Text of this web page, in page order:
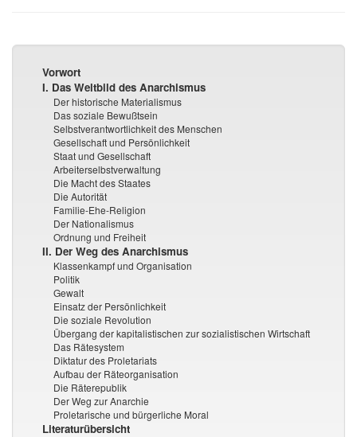
Vorwort
I. Das Weltbild des Anarchismus
Der historische Materialismus
Das soziale Bewußtsein
Selbstverantwortlichkeit des Menschen
Gesellschaft und Persönlichkeit
Staat und Gesellschaft
Arbeiterselbstverwaltung
Die Macht des Staates
Die Autorität
Familie-Ehe-Religion
Der Nationalismus
Ordnung und Freiheit
II. Der Weg des Anarchismus
Klassenkampf und Organisation
Politik
Gewalt
Einsatz der Persönlichkeit
Die soziale Revolution
Übergang der kapitalistischen zur sozialistischen Wirtschaft
Das Rätesystem
Diktatur des Proletariats
Aufbau der Räteorganisation
Die Räterepublik
Der Weg zur Anarchie
Proletarische und bürgerliche Moral
Literaturübersicht